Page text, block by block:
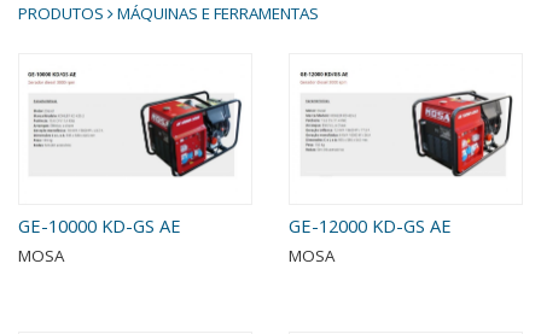
PRODUTOS MÁQUINAS E FERRAMENTAS
GE-10000 KD-GS AE
MOSA
GE-12000 KD-GS AE
MOSA